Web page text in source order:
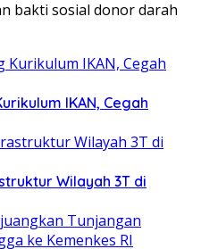
bakti sosial donor darah
IKAN, Cegah
Wilayah 3T di